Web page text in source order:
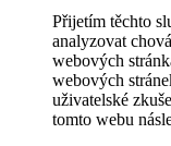
Přijetím těchto
analyzovat
webových
webových
uživatelské
tomto webu